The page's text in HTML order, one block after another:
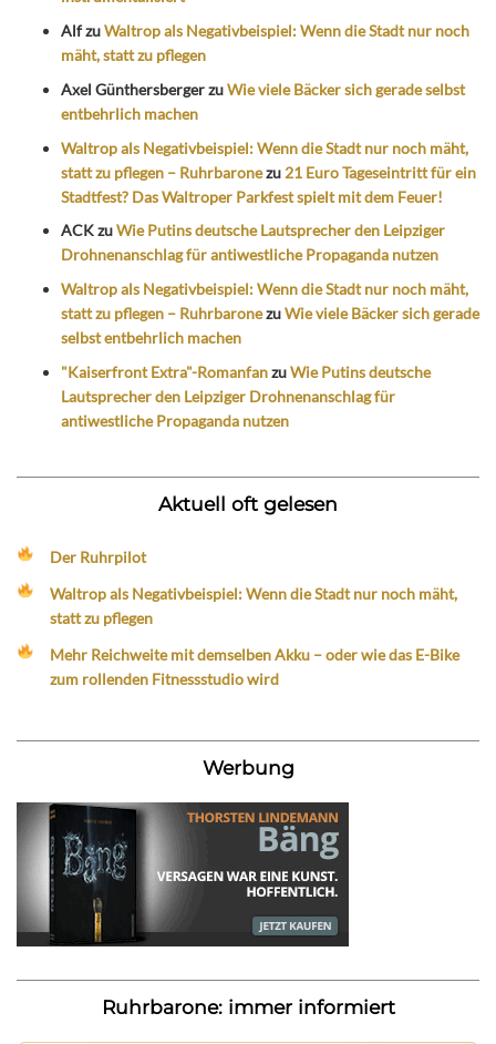
AlfzuWaltrop als Negativbeispiel: Wenn die Stadt nur noch
mäht, statt zu pflegen
Axel GünthersbergerzuWie viele Bäcker sich gerade selbst
entbehrlich machen
Waltrop als Negativbeispiel: Wenn die Stadt nur noch mäht,
statt zu pflegen – Ruhrbaronezu 21 Euro Tageseintritt für ein
Stadtfest? Das Waltroper Parkfest spielt mit dem Feuer!
ACKzuWie Putins deutsche Lautsprecher den Leipziger
Drohnenanschlag für antiwestliche Propaganda nutzen
Waltrop als Negativbeispiel: Wenn die Stadt nur noch mäht,
statt zu pflegen – RuhrbaronezuWie viele Bäcker sich gerade
selbst entbehrlich machen
"Kaiserfront Extra"-RomanfanzuWie Putins deutsche
Lautsprecher den Leipziger Drohnenanschlag für
antiwestliche Propaganda nutzen
Aktuell oft gelesen
Der Ruhrpilot
Waltrop als Negativbeispiel: Wenn die Stadt nur noch mäht,
statt zu pflegen
Mehr Reichweite mit demselben Akku – oder wie das E-Bike
zum rollenden Fitnessstudio wird
Werbung
Ruhrbarone: immer informiert